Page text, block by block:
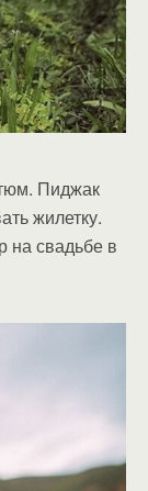
Пиджак
жилетку.
на свадьбе в